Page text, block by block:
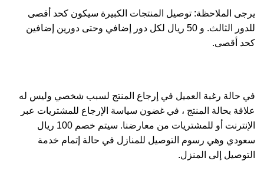
يرجى الملاحظة: توصيل المنتجات الكبيرة سيكون كحد أقصى
للدور الثالث. و 50 ريال لكل دور إضافي وحتى دورين إضافين
كحد أقصى.
في حالة رغبة العميل في إرجاع المنتج لسبب شخصي وليس له
علاقة بحالة المنتج ، في غضون سياسة الإرجاع للمشتريات عبر
الإنترنت أو للمشتريات من معارضنا. سيتم خصم 100 ريال
سعودي وهي رسوم التوصيل للمنازل في حالة إتمام خدمة
التوصيل إلى المنزل.